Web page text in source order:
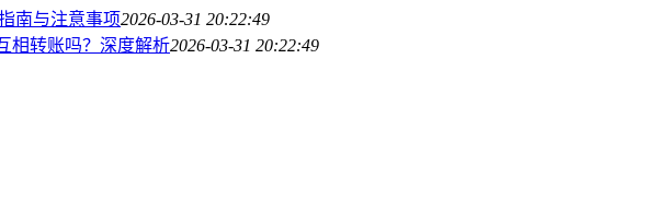
南与注意事项2026-03-31 20:22:49
相转账吗？深度解析2026-03-31 20:22:49